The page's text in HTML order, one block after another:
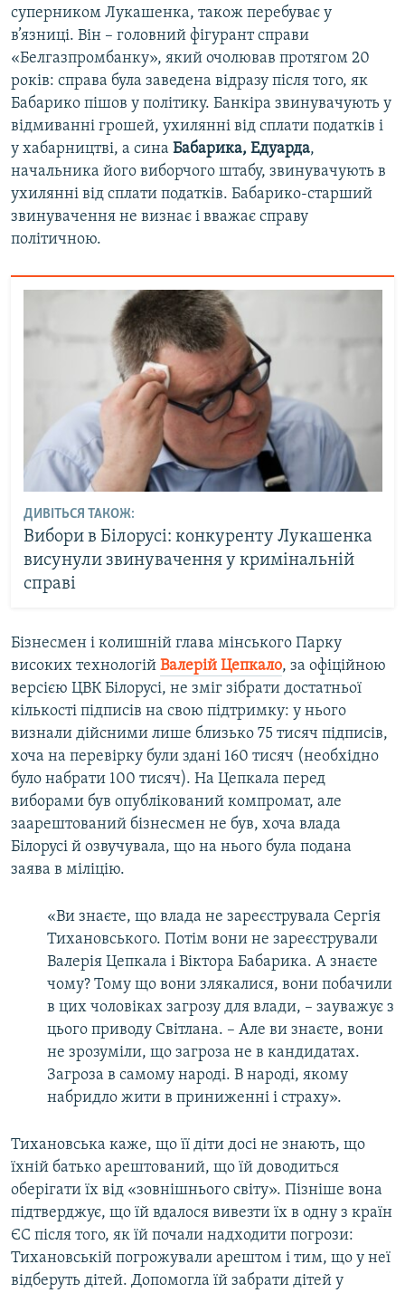
суперником Лукашенка, також перебуває у
в’язниці. Він – головний фігурант справи
«Белгазпромбанку», який очолював протягом 20
років: справа була заведена відразу після того, як
Бабарико пішов у політику. Банкіра звинувачують у
відмиванні грошей, ухилянні від сплати податків і
у хабарництві, а сина Бабарика, Едуарда,
начальника його виборчого штабу, звинувачують в
ухилянні від сплати податків. Бабарико-старший
звинувачення не визнає і вважає справу
політичною.
ДИВІТЬСЯ ТАКОЖ:
Вибори в Білорусі: конкуренту Лукашенка
висунули звинувачення у кримінальній
справі
Бізнесмен і колишній глава мінського Парку
високих технологій Валерій Цепкало, за офіційною
версією ЦВК Білорусі, не зміг зібрати достатньої
кількості підписів на свою підтримку: у нього
визнали дійсними лише близько 75 тисяч підписів,
хоча на перевірку були здані 160 тисяч (необхідно
було набрати 100 тисяч). На Цепкала перед
виборами був опублікований компромат, але
заарештований бізнесмен не був, хоча влада
Білорусі й озвучувала, що на нього була подана
заява в міліцію.
«Ви знаєте, що влада не зареєструвала Сергія
Тихановського. Потім вони не зареєстрували
Валерія Цепкала і Віктора Бабарика. А знаєте
чому? Тому що вони злякалися, вони побачили
в цих чоловіках загрозу для влади, – зауважує з
цього приводу Світлана. – Але ви знаєте, вони
не зрозуміли, що загроза не в кандидатах.
Загроза в самому народі. В народі, якому
набридло жити в приниженні і страху».
Тихановська каже, що її діти досі не знають, що
їхній батько арештований, що їй доводиться
оберігати їх від «зовнішнього світу». Пізніше вона
підтверджує, що їй вдалося вивезти їх в одну з країн
ЄС після того, як їй почали надходити погрози:
Тихановській погрожували арештом і тим, що у неї
відберуть дітей. Допомогла їй забрати дітей у